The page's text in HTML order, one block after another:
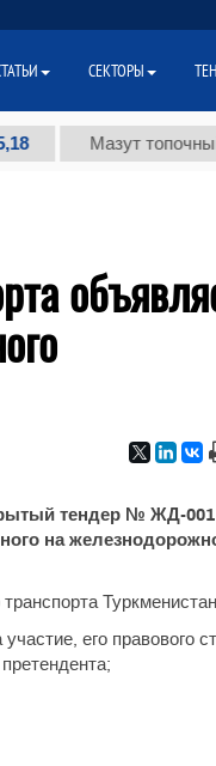
Мазут топочный
тендер № ЖД-
на
его правового
СЕКТОРЫ